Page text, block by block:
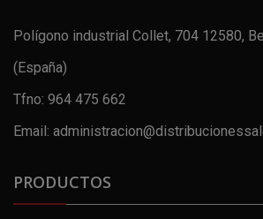
Polígono industrial Collet, 704 12580,
(España)
Tfno: 964 475 662
Email:
PRODUCTOS